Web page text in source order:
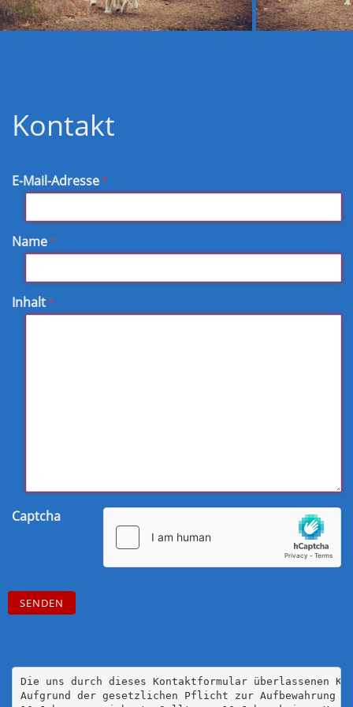
Kontakt
E-Mail-Adresse
Name
Inhalt
Captcha
Die uns durch dieses Kontaktformular überlassenen
Aufgrund der gesetzlichen Pflicht zur Aufbewahrung